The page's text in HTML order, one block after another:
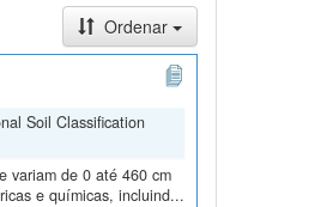
Ordenar
Soil Classification
variam de 0 até 460 cm
e químicas, incluind...